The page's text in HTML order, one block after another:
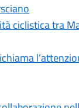
ciclistica tra